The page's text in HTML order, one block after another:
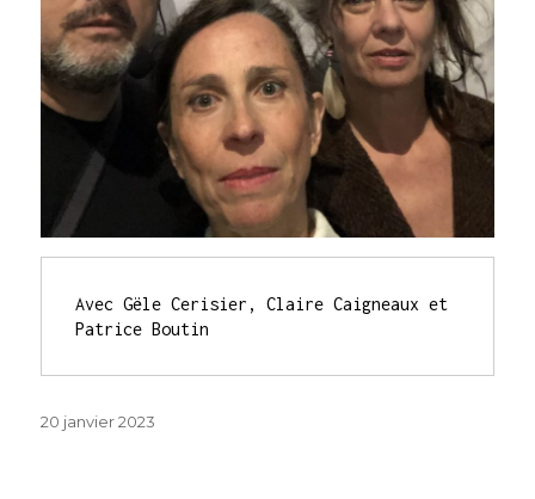
Avec Gële Cerisier, Claire Caigneaux et
Patrice Boutin
Publié
20 janvier 2023